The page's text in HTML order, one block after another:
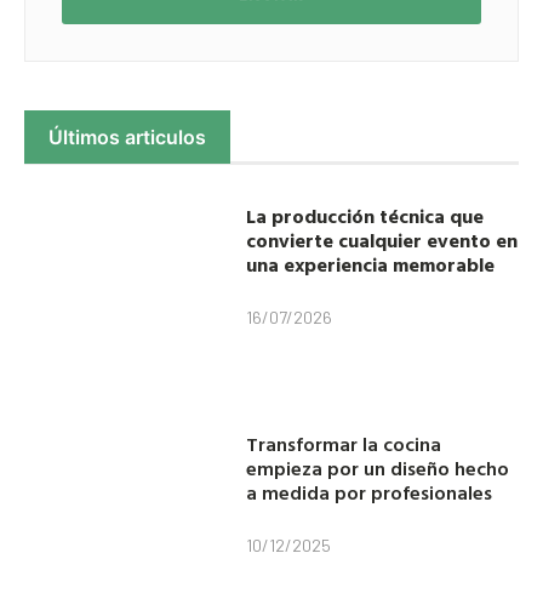
Últimos articulos
La producción técnica que
convierte cualquier evento en
una experiencia memorable
16/07/2026
Transformar la cocina
empieza por un diseño hecho
a medida por profesionales
10/12/2025